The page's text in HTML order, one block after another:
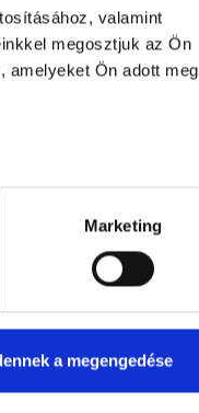
valamint
megosztjuk az Ön
amelyeket Ön adott meg
Marketing
a megengedése
08.12.